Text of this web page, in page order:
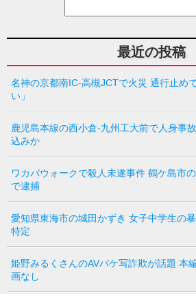
最近の投稿
名神の京都南IC-高槻JCTで火災 通行止め
い」
鹿児島本線の西小倉-九州工大前で人身事
込みか
ワカバウォークで殺人未遂事件 鶴ケ島市
で逮捕
愛知県東海市の城田かずき 女子中学生の
特定
姫野みるくさんのAVパケ写詐欺が話題 本
画なし